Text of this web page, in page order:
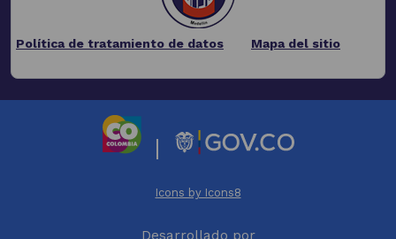
Política de tratamiento de datos
enlace
Mapa del sitio
|
enlace
una
Icons by Icons8
Desarrollado por